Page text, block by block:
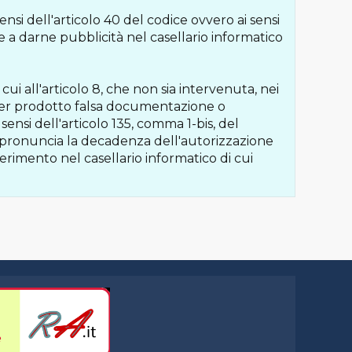
dell'articolo 40 del codice ovvero ai sensi
a darne pubblicità nel casellario informatico
all'articolo 8, che non sia intervenuta, nei
prodotto falsa documentazione o
dell'articolo 135, comma 1-bis, del
la decadenza dell'autorizzazione
nel casellario informatico di cui